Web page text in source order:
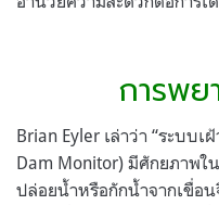
การพย
Brian Eyler เล่าว่า “ระบบเ
Dam Monitor) มีศักยภาพใ
ปล่อยน้ำหรือกักน้ำจากเขื่อ